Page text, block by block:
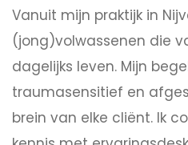
Vanuit mijn praktijk in
(jong)volwassenen die
dagelijks leven. Mijn
traumasensitief en
brein van elke cliënt. Ik